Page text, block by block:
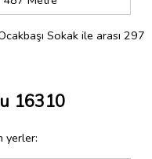
Sokak ile arası 297
16310
yerler: